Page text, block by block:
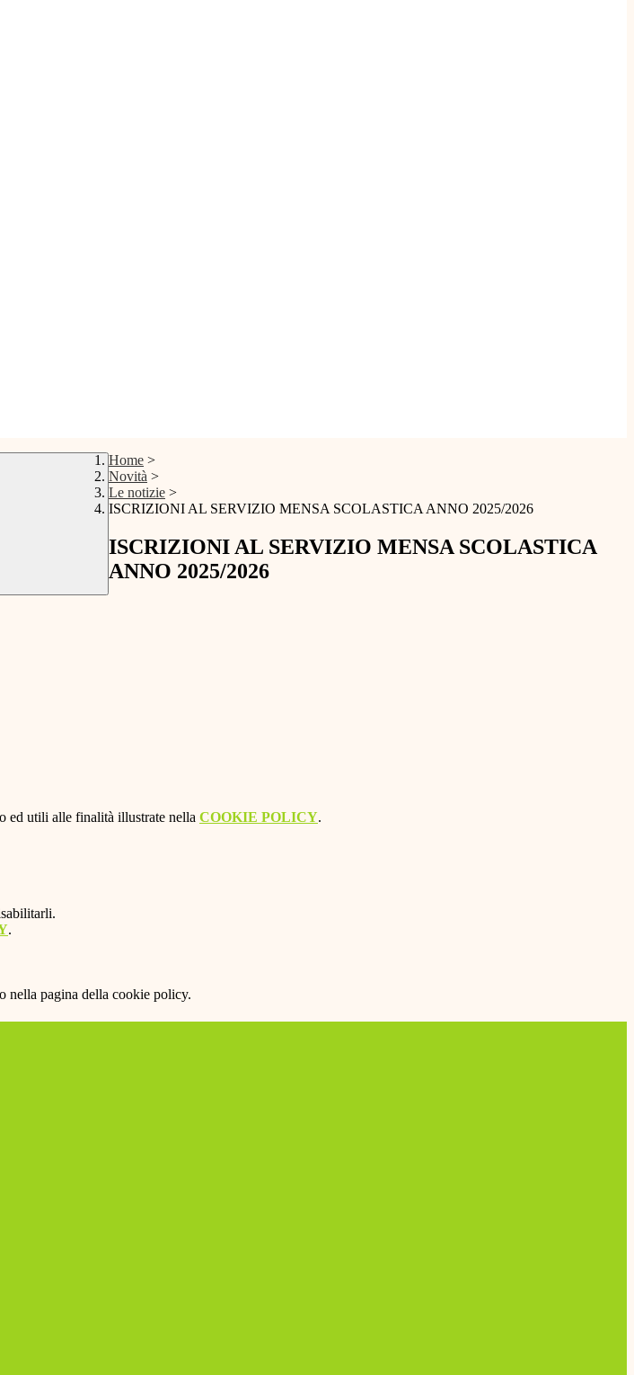
Home >
Novità >
Le notizie >
ISCRIZIONI AL SERVIZIO MENSA SCOLASTICA ANNO 2025/2026
ISCRIZIONI AL SERVIZIO MENSA SCOLASTICA
ANNO 2025/2026
ed utili alle finalità illustrate nella COOKIE POLICY.
.
nella pagina della cookie policy.